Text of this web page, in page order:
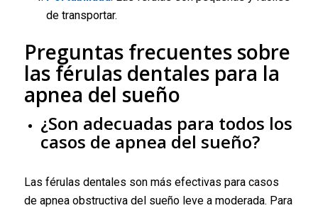
de transportar.
Preguntas frecuentes sobre
las férulas dentales para la
apnea del sueño
¿Son adecuadas para todos los
casos de apnea del sueño?
Las férulas dentales son más efectivas para casos
de apnea obstructiva del sueño leve a moderada. Para